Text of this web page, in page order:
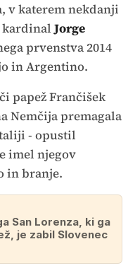
v katerem nekdanji
Jorge
prvenstva 2014
in Argentino.
papež Frančišek
Nemčija premagala
- opustil
imel njegov
in branje.
San Lorenza, ki ga
je zabil Slovenec